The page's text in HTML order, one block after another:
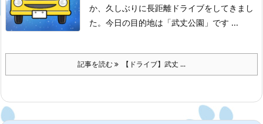
か、久しぶりに長距離ドライブをしてきまし
た。 今日の目的地は「武丈公園」です ...
記事を読む 【ドライブ】武丈 ...